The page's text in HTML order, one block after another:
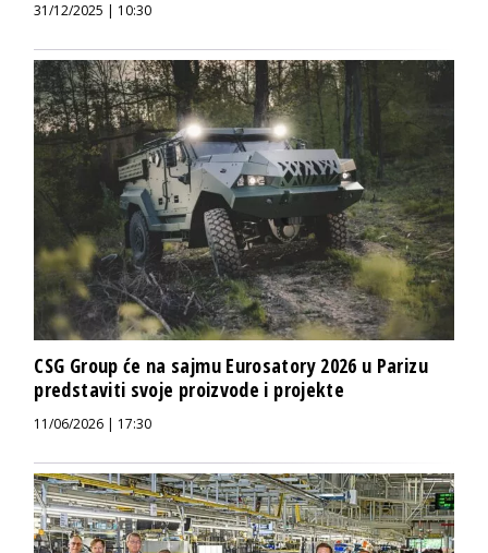
31/12/2025 | 10:30
CSG Group će na sajmu Eurosatory 2026 u Parizu
predstaviti svoje proizvode i projekte
11/06/2026 | 17:30